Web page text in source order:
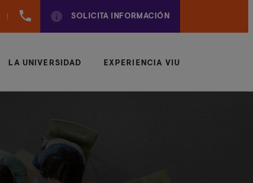
961
SOLICITA INFORMACIÓN
LA UNIVERSIDAD EXPERIENCIA VIU